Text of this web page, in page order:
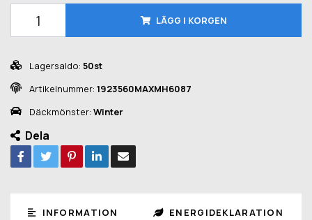
LÄGG I KORGEN
Lagersaldo: 50st
Artikelnummer: 1923560MAXMH6087
Däckmönster: Winter
Dela
INFORMATION ENERGIDEKLARATION